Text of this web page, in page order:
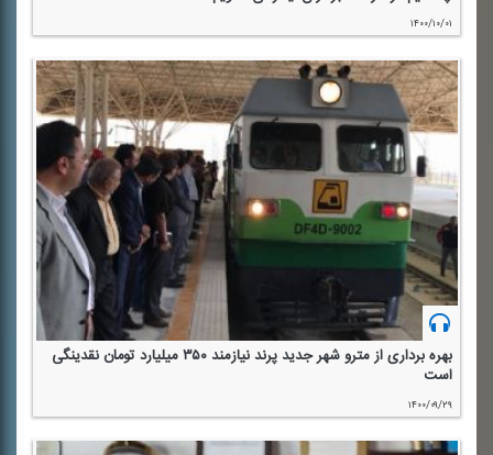
۱۴۰۰/۱۰/۰۱
بهره برداری از مترو شهر جدید پرند نیازمند ۳۵۰ میلیارد تومان نقدینگی
است
۱۴۰۰/۰۹/۲۹